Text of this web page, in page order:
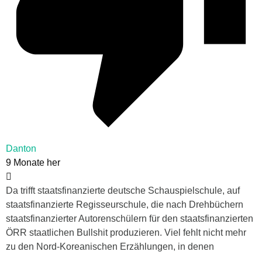
Danton
9 Monate her
Da trifft staatsfinanzierte deutsche Schauspielschule, auf
staatsfinanzierte Regisseurschule, die nach Drehbüchern
staatsfinanzierter Autorenschülern für den staatsfinanzierten
ÖRR staatlichen Bullshit produzieren. Viel fehlt nicht mehr
zu den Nord-Koreanischen Erzählungen, in denen